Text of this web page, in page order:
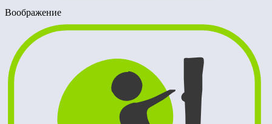
Воображение